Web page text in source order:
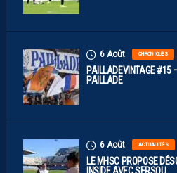
6 Août CHRONIQUES
PAILLADEVINTAGE #15
PAILLADE
6 Août ACTUALITÉS
LE MHSC PROPOSE